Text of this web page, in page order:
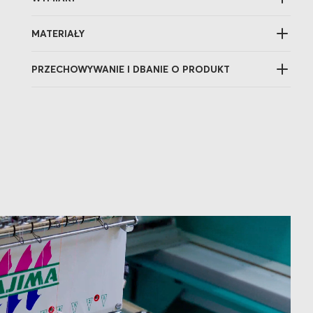
MATERIAŁY
PRZECHOWYWANIE I DBANIE O PRODUKT